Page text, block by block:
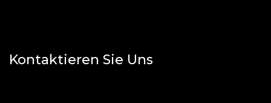
Kontaktieren Sie Uns